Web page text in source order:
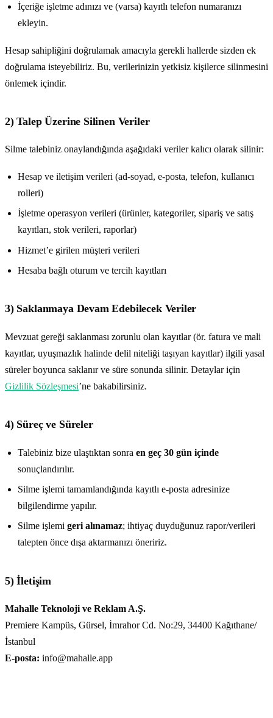
İçeriğe işletme adınızı ve (varsa) kayıtlı telefon numaranızı
ekleyin.
Hesap sahipliğini doğrulamak amacıyla gerekli hallerde sizden ek
doğrulama isteyebiliriz. Bu, verilerinizin yetkisiz kişilerce silinmesini
önlemek içindir.
2) Talep Üzerine Silinen Veriler
Silme talebiniz onaylandığında aşağıdaki veriler kalıcı olarak silinir:
Hesap ve iletişim verileri (ad-soyad, e-posta, telefon, kullanıcı
rolleri)
İşletme operasyon verileri (ürünler, kategoriler, sipariş ve satış
kayıtları, stok verileri, raporlar)
Hizmet’e girilen müşteri verileri
Hesaba bağlı oturum ve tercih kayıtları
3) Saklanmaya Devam Edebilecek Veriler
Mevzuat gereği saklanması zorunlu olan kayıtlar (ör. fatura ve mali
kayıtlar, uyuşmazlık halinde delil niteliği taşıyan kayıtlar) ilgili yasal
süreler boyunca saklanır ve süre sonunda silinir. Detaylar için
Gizlilik Sözleşmesi’ne bakabilirsiniz.
4) Süreç ve Süreler
Talebiniz bize ulaştıktan sonra en geç 30 gün içinde
sonuçlandırılır.
Silme işlemi tamamlandığında kayıtlı e-posta adresinize
bilgilendirme yapılır.
Silme işlemi geri alınamaz; ihtiyaç duyduğunuz rapor/verileri
talepten önce dışa aktarmanızı öneririz.
5) İletişim
Mahalle Teknoloji ve Reklam A.Ş.
Premiere Kampüs, Gürsel, İmrahor Cd. No:29, 34400 Kağıthane/
İstanbul
E-posta: info@mahalle.app